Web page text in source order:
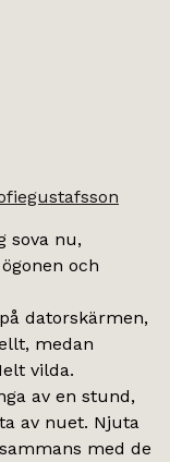
sova nu,
och
datorskärmen,
medan
vilda.
av en stund,
av nuet. Njuta
med de